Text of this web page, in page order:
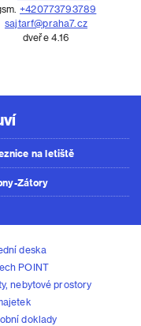
+420773793789
sajtarf@praha7.cz
dveře 4.16
na letiště
Zátory
deska
POINT
nebytové prostory
doklady